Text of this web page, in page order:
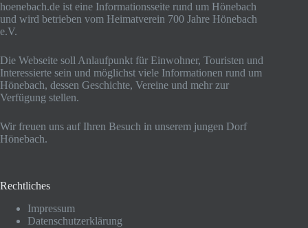
hoenebach.de ist eine Informationsseite rund um Hönebach
und wird betrieben vom Heimatverein 700 Jahre Hönebach
e.V.
Die Webseite soll Anlaufpunkt für Einwohner, Touristen und
Interessierte sein und möglichst viele Informationen rund um
Hönebach, dessen Geschichte, Vereine und mehr zur
Verfügung stellen.
Wir freuen uns auf Ihren Besuch in unserem jungen Dorf
Hönebach.
Rechtliches
Impressum
Datenschutzerklärung